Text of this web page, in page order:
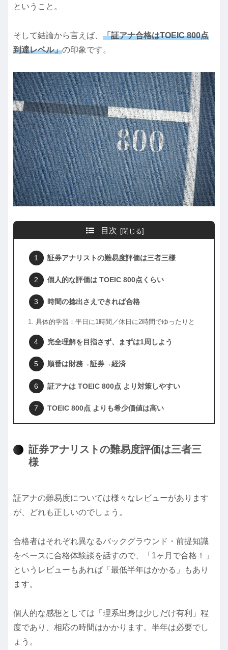
ということ。
そして結論から言えば、 「証アナ合格はTOEIC 800点
到達レベル」の印象です。
目次
証券アナリストの難易度評価は三者三様
個人的な評価は TOEIC 800点くらい
時間の捻出さえできれば合格
具体的学習：平日に1時間／休日に2時間でゆったりと
完全理解を目指さず、まずは1周しよう
順番は財務→証券→経済
証アナは TOEIC 800点 より対策しやすい
TOEIC 800点 よりも希少価値は高い
証券アナリストの難易度評価は三者三
様
証アナの難易度については様々なレビューがあります
が、どれも正しいのでしょう。
合格者はそれぞれ異なるバックグラウンド・前提知識
をベースに合格体験談を話すので、「1ヶ月で合格！」
というレビューもあれば「最低半年はかかる」もあり
ます。
個人的な感想としては「理系出身は少しだけ有利」程
度であり、相応の時間はかかります。半年は必要でし
ょう。